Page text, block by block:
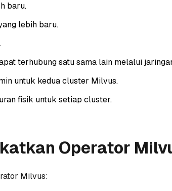
baru.
lebih baru.
terhubung satu sama lain melalui
untuk kedua cluster Milvus.
fisik untuk setiap cluster.
Operator
Milvus: